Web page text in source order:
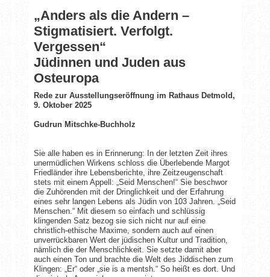
„Anders als die Andern –
Stigmatisiert. Verfolgt.
Vergessen“
Jüdinnen und Juden aus
Osteuropa
Rede zur Ausstellungseröffnung im Rathaus Detmold,
9. Oktober 2025
Gudrun Mitschke-Buchholz
Sie alle haben es in Erinnerung: In der letzten Zeit ihres
unermüdlichen Wirkens schloss die Überlebende Margot
Friedländer ihre Lebensberichte, ihre Zeitzeugenschaft
stets mit einem Appell: „Seid Menschen!“ Sie beschwor
die Zuhörenden mit der Dringlichkeit und der Erfahrung
eines sehr langen Lebens als Jüdin von 103 Jahren. „Seid
Menschen.“ Mit diesem so einfach und schlüssig
klingenden Satz bezog sie sich nicht nur auf eine
christlich-ethische Maxime, sondern auch auf einen
unverrückbaren Wert der jüdischen Kultur und Tradition,
nämlich die der Menschlichkeit. Sie setzte damit aber
auch einen Ton und brachte die Welt des Jiddischen zum
Klingen: „Er“ oder „sie is a mentsh.“ So heißt es dort. Und